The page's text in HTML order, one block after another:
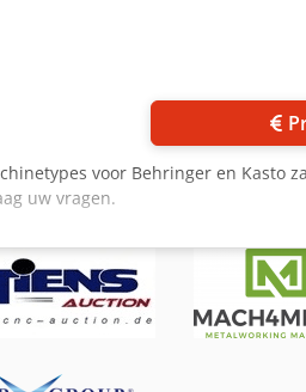
voor Behringer en Kasto
uw vragen.